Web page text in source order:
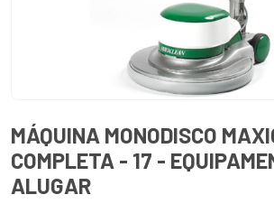
MÁQUINA MONODISCO
COMPLETA - 17 -
ALUGAR